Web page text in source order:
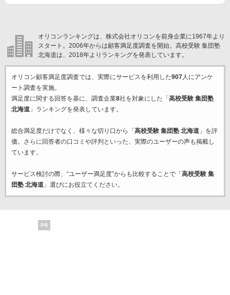
オリコンランキングは、株式会社オリコンを前身企業に1967年より
スタート。2006年からは顧客満足度調査を開始。高校受験 集団塾
北海道は、2018年よりランキングを発表しています。
オリコン顧客満足度調査では、実際にサービスを利用した907人にアンケ
ート調査を実施。
満足度に関する回答を基に、調査企業8社を対象にした「 高校受験 集団塾
北海道」ランキングを発表しています。
総合満足度だけでなく、様々な切り口から「 高校受験 集団塾 北海道」を評
価。さらに回答者の口コミや評判といった、実際のユーザーの声も掲載し
ています。
サービス検討の際、“ユーザー満足度”からも比較することで「 高校受験 集
団塾 北海道」選びにお役立てください。
PR